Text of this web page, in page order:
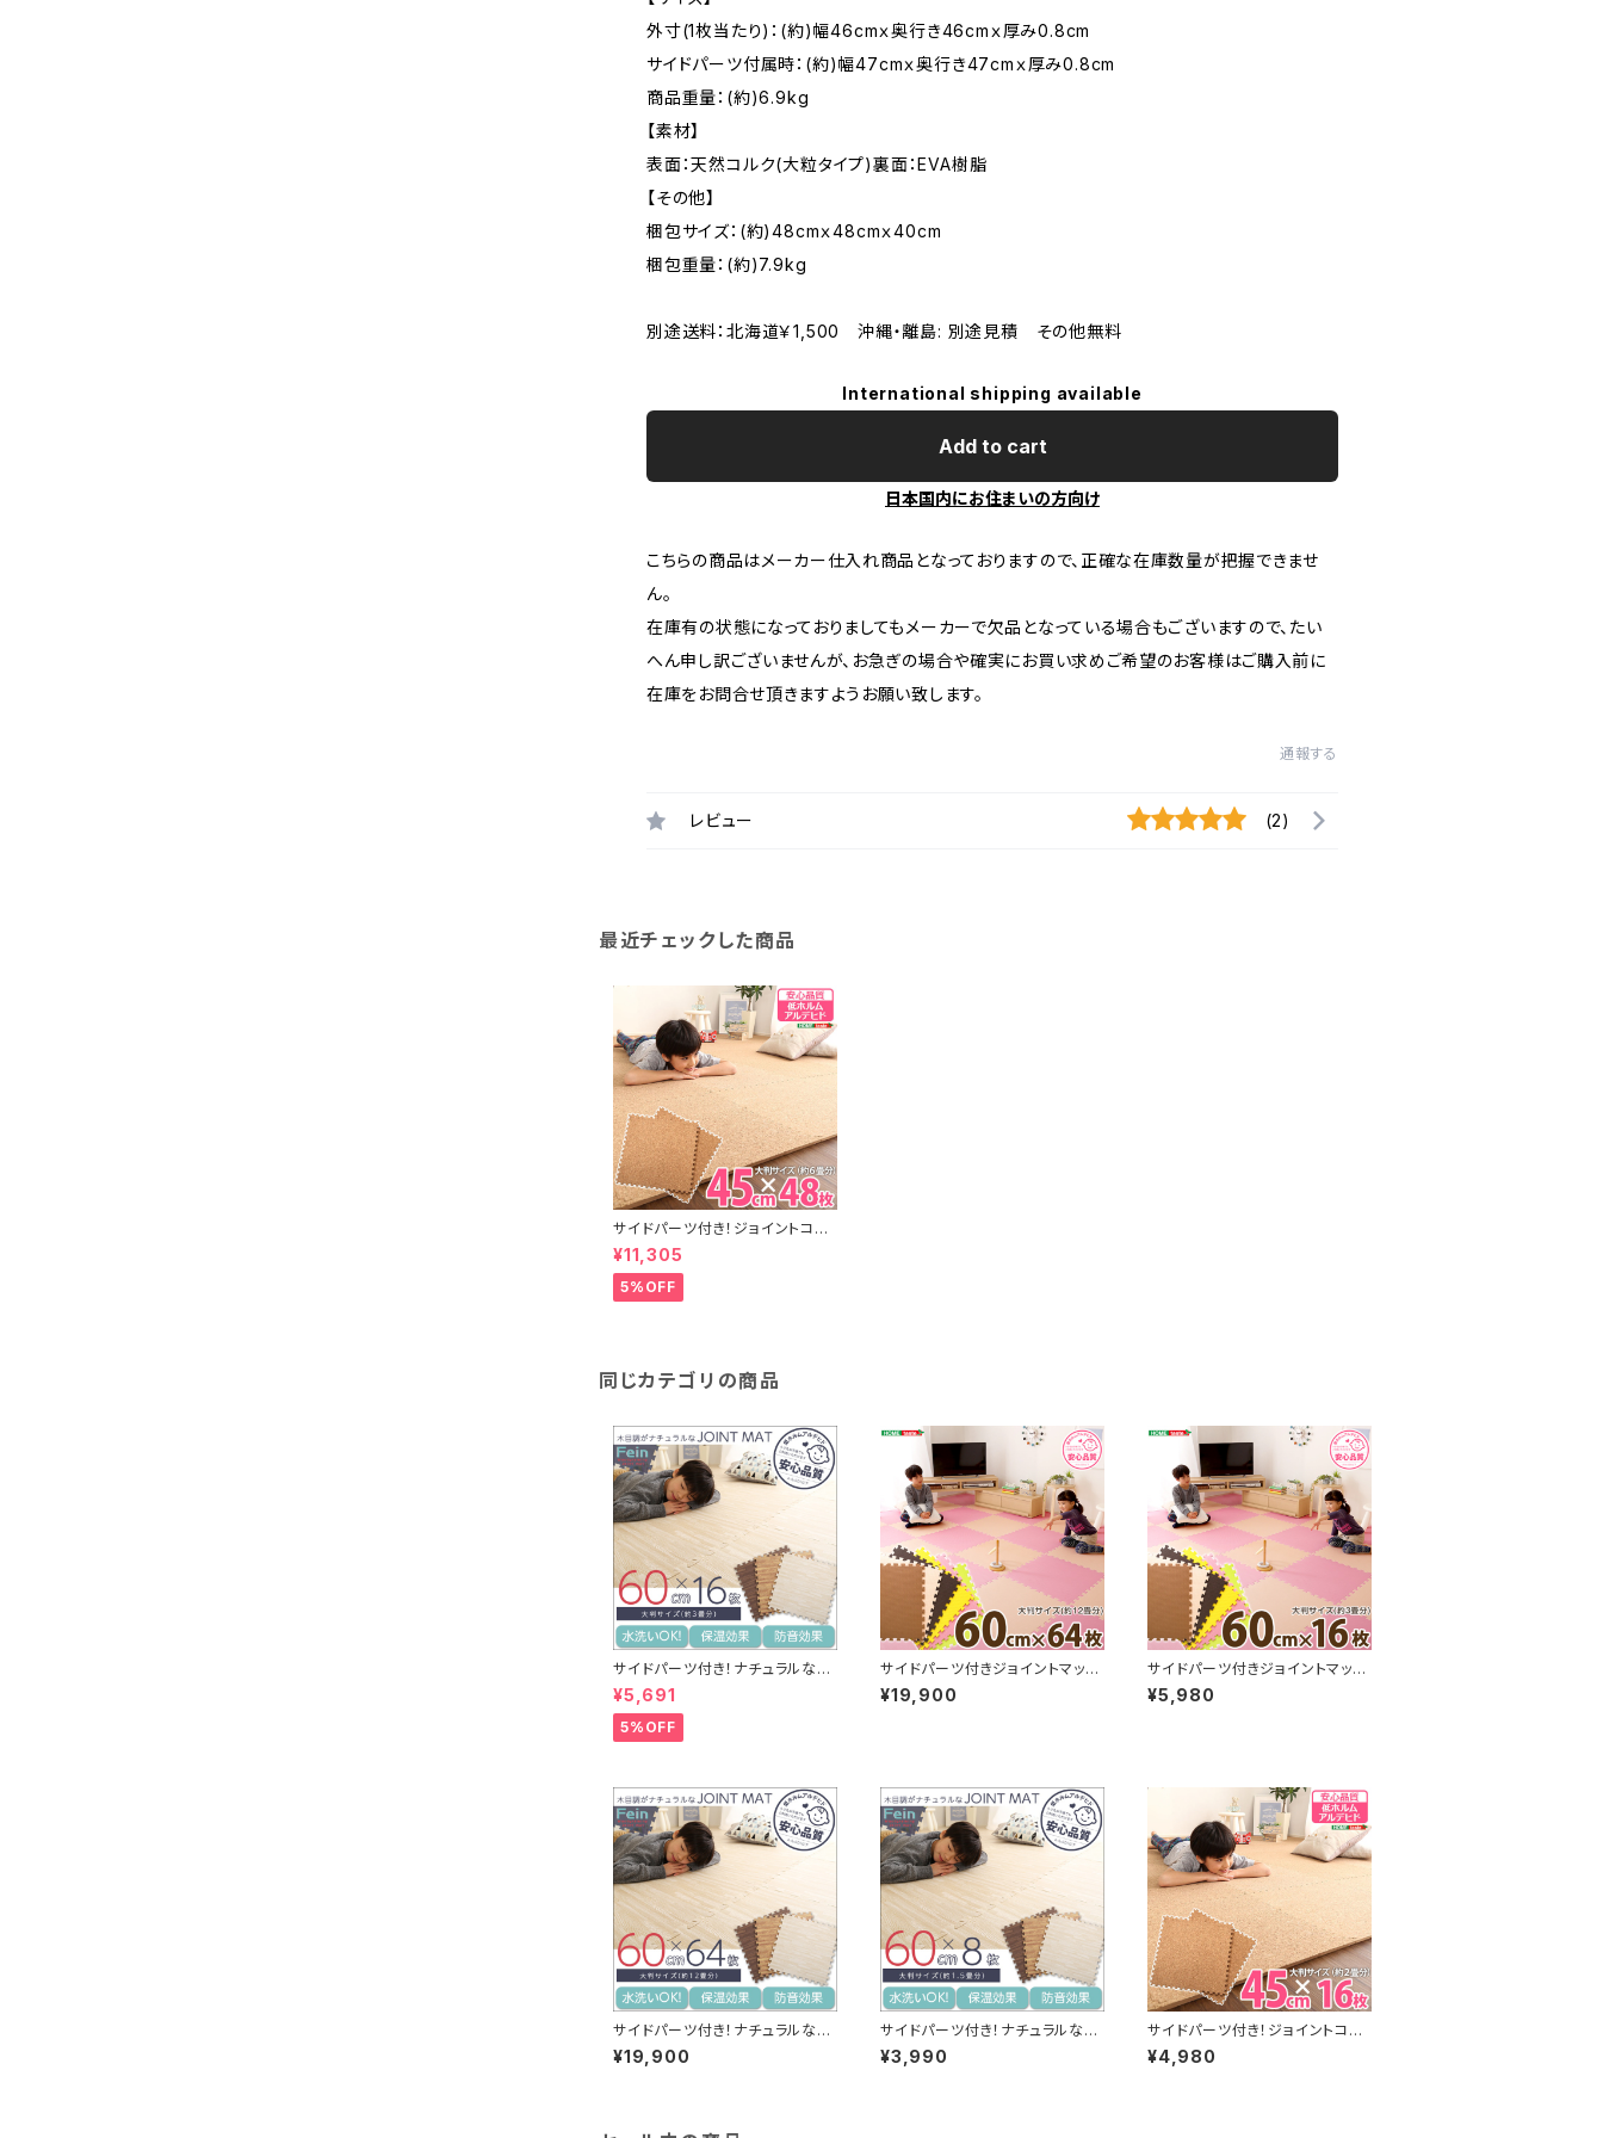
外寸(1枚当たり)：(約)幅46cmｘ奥行き46cmｘ厚み0.8cm
サイドパーツ付属時：(約)幅47cmｘ奥行き47cmｘ厚み0.8cm
商品重量：(約)6.9kg
【素材】
表面：天然コルク(大粒タイプ)裏面：EVA樹脂
【その他】
梱包サイズ：(約)48cmｘ48cmｘ40cm
梱包重量：(約)7.9kg
別途送料：北海道￥1,500 沖縄・離島: 別途見積 その他無料
International shipping available
Add to cart
日本国内にお住まいの方向け
こちらの商品はメーカー仕入れ商品となっておりますので、正確な在庫数量が把握できませ
ん。
在庫有の状態になっておりましてもメーカーで欠品となっている場合もございますので、たい
へん申し訳ございませんが、お急ぎの場合や確実にお買い求めご希望のお客様はご購入前に
在庫をお問合せ頂きますようお願い致します。
通報する
レビュー (2)
最近チェックした商品
サイドパーツ付き！ジョイントコル
クマット 48枚セット(大判45cm）
安心の低ホルムアルデヒド、防音、
保温【Etle-エーテル-】 CMT-4
8
¥11,305
5%OFF
同じカテゴリの商品
サイドパーツ付き！ナチュラルな木
目調ジョイントマット 16枚セット
(大判60cm）安心の低ホルムアル
デヒド、防音、保温【Fein-ファイ
ン-】
¥5,691
5%OFF
サイドパーツ付きジョイントマット
64枚セット(大判60cm）安心の低
ホルムアルデヒド、防音、保温【No
¥19,900
サイドパーツ付きジョイントマット
16枚セット(大判60cm）安心の低
ホルムアルデヒド、防音、保温【No
¥5,980
サイドパーツ付き！ナチュラルな木
目調ジョイントマット 64枚セット
(大判60cm）安心の低ホルムアル
¥19,900
サイドパーツ付き！ナチュラルな木
目調ジョイントマット 8枚セット(大
判60cm）安心の低ホルムアルデ
¥3,990
サイドパーツ付き！ジョイントコル
クマット 16枚セット(大判45cm）
安心の低ホルムアルデヒド、防音、
¥4,980